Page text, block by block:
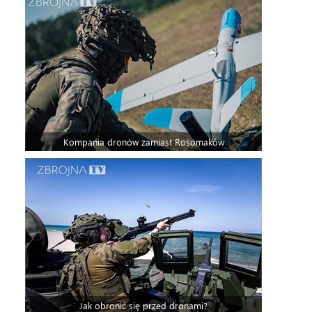
Kompania dronów zamiast Rosomaków
Jak obronić się przed dronami?